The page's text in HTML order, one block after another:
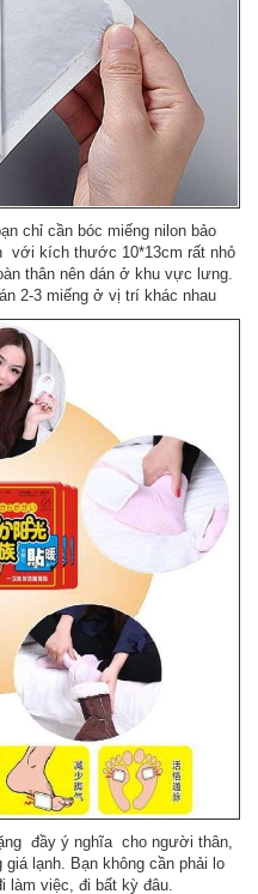
chỉ cần bóc miếng nilon bảo
với kích thước 10*13cm rất nhỏ
thân nên dán ở khu vực lưng.
2-3 miếng ở vị trí khác nhau
đầy ý nghĩa cho người thân,
lạnh. Bạn không cần phải lo
làm việc, đi bất kỳ đâu.